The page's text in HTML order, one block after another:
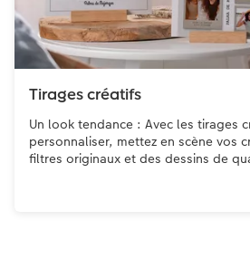
Tirages créatifs
Un look tendance : Avec les tirages
personnaliser, mettez en scène vos
filtres originaux et des dessins de